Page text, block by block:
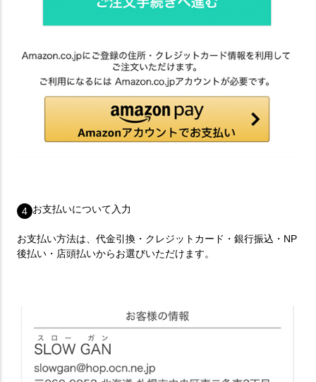
4 お支払いについて入力
お支払い方法は、代金引換・クレジットカード・銀行振込・NP
後払い・店頭払いからお選びいただけます。